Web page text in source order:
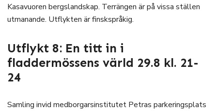
Kasavuoren bergslandskap. Terrängen är på vissa ställen
utmanande. Utflykten är finskspråkig.
Utflykt 8: En titt in i
fladdermössens värld 29.8 kl. 21-
24
Samling invid medborgarsinstitutet Petras parkeringsplats